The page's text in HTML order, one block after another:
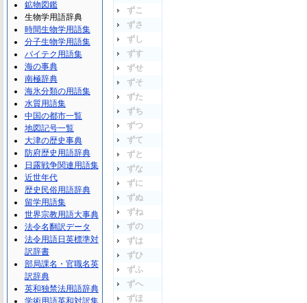
ずこ
ずさ
ずし
ずす
ずせ
ずそ
ずた
ずち
ずつ
ずて
ずと
ずな
ずに
ずぬ
ずね
ずの
ずは
ずひ
ずふ
ずへ
ずほ
鉱物図鑑
生物学用語辞典
時間生物学用語集
分子生物学用語集
バイテク用語集
海の事典
南極辞典
海氷分類の用語集
水質用語集
中国の都市一覧
地図記号一覧
大津の歴史事典
防府歴史用語辞典
日露戦争関連用語集
近世年代
歴史民俗用語辞典
留学用語集
世界宗教用語大事典
法令名翻訳データ
法令用語日英標準対
訳辞書
部局課名・官職名英
訳辞典
英和独禁法用語辞典
学術用語英和対訳集